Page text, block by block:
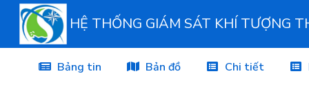
HỆ THỐNG GIÁM SÁT KHÍ TƯỢNG
Bảng tin Bản đồ Chi tiết